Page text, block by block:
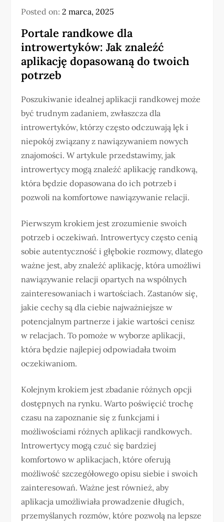
Posted on:2 marca, 2025
Portale randkowe dla
introwertyków: Jak znaleźć
aplikację dopasowaną do twoich
potrzeb
Poszukiwanie idealnej aplikacji randkowej może
być trudnym zadaniem, zwłaszcza dla
introwertyków, którzy często odczuwają lęk i
niepokój związany z nawiązywaniem nowych
znajomości. W artykule przedstawimy, jak
introwertycy mogą znaleźć aplikację randkową,
która będzie dopasowana do ich potrzeb i
pozwoli na komfortowe nawiązywanie relacji.
Pierwszym krokiem jest zrozumienie swoich
potrzeb i oczekiwań. Introwertycy często cenią
sobie autentyczność i głębokie rozmowy, dlatego
ważne jest, aby znaleźć aplikację, która umożliwi
nawiązywanie relacji opartych na wspólnych
zainteresowaniach i wartościach. Zastanów się,
jakie cechy są dla ciebie najważniejsze w
potencjalnym partnerze i jakie wartości cenisz
w relacjach. To pomoże w wyborze aplikacji,
która będzie najlepiej odpowiadała twoim
oczekiwaniom.
Kolejnym krokiem jest zbadanie różnych opcji
dostępnych na rynku. Warto poświęcić trochę
czasu na zapoznanie się z funkcjami i
możliwościami różnych aplikacji randkowych.
Introwertycy mogą czuć się bardziej
komfortowo w aplikacjach, które oferują
możliwość szczegółowego opisu siebie i swoich
zainteresowań. Ważne jest również, aby
aplikacja umożliwiała prowadzenie długich,
przemyślanych rozmów, które pozwolą na lepsze